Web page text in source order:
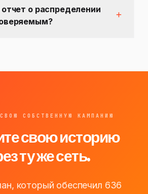
о распределении
СОБСТВЕННУЮ КАМПАНИЮ
свою историю
ту же сеть.
который обеспечил 636